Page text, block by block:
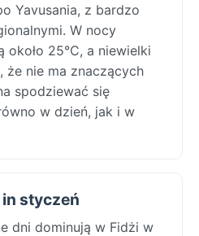
Yavusania, z bardzo
W nocy
25°C, a niewielki
że nie ma znaczących
spodziewać się
w dzień, jak i w
styczeń
dni dominują w Fidżi w